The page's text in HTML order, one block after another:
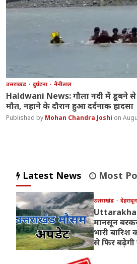
उत्तराखंड दुर्घटना नैनीताल
Haldwani News: गौला नदी में डूबने से
मौत, नहाने के दौरान हुआ दर्दनाक हादसा
Mohan Chandra Joshi
Latest News Most
उत्तराखंड देहरादून
मानसून
भारी
से फिर बढ़ेगी